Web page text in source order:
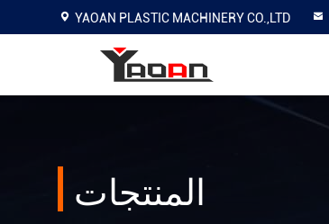
YAOAN PLASTIC MACHINERY CO.,LTD
المنتجات